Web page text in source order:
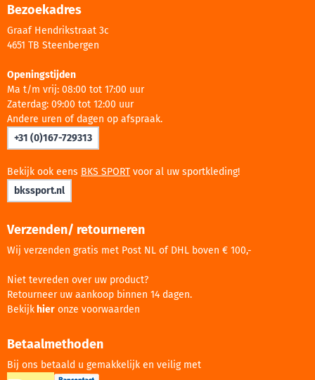
Bezoekadres
Graaf Hendrikstraat 3c
4651 TB Steenbergen
Openingstijden
Ma t/m vrij: 08:00 tot 17:00 uur
Zaterdag: 09:00 tot 12:00 uur
Andere uren of dagen op afspraak.
+31 (0)167-729313
Bekijk ook eens BKS SPORT voor al uw sportkleding!
bkssport.nl
Verzenden/ retourneren
Wij verzenden gratis met Post NL of DHL boven € 100,-
Niet tevreden over uw product?
Retourneer uw aankoop binnen 14 dagen.
Bekijk hier onze voorwaarden
Betaalmethoden
Bij ons betaald u gemakkelijk en veilig met